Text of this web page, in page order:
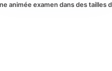
animée examen dans des tailles